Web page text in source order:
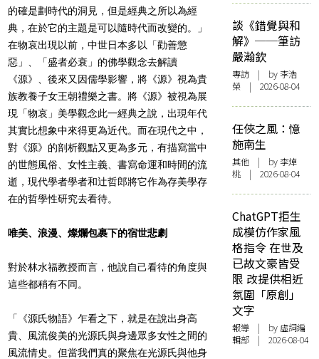
的確是劃時代的洞見，但是經典之所以為經
典，在於它的主題是可以隨時代而改變的。」
在物哀出現以前，中世日本多以「勸善懲
惡」、「盛者必衰」的佛學觀念去解讀
《源》、後來又因儒學影響，將《源》視為貴
族教養子女王朝禮樂之書。將《源》被視為展
現「物哀」美學觀念此一經典之說，出現年代
其實比想象中來得更為近代。而在現代之中，
對《源》的剖析觀點又更為多元，有描寫當中
的世態風俗、女性主義、書寫命運和時間的流
逝，現代學者學者和辻哲郎將它作為存美學存
在的哲學性研究去看待。
唯美、浪漫、燦爛包裹下的宿世悲劇
對於林水福教授而言，他說自己看待的角度與
這些都稍有不同。
「《源氏物語》乍看之下，就是在說出身高
貴、風流俊美的光源氏與身邊眾多女性之間的
風流情史。但當我們真的聚焦在光源氏與他身
談《錯覺與和
解》──筆訪
嚴瀚欽
專訪 | by 李浩
榮 | 2026-08-04
任俠之風：憶
施南生
其他 | by 李焯
桃 | 2026-08-04
ChatGPT拒生
成模仿作家風
格指令 在世及
已故文豪皆受
限 改提供相近
氛圍「原創」
文字
報導 | by 虛詞編
輯部 | 2026-08-04